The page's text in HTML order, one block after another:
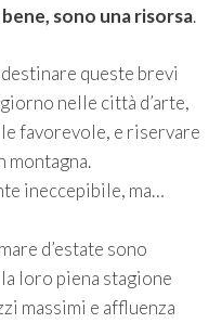
sono una risorsa.
queste brevi
nelle città d’arte,
favorevole, e riservare
montagna.
ineccepibile, ma…
d’estate sono
loro piena stagione
massimi e affluenza